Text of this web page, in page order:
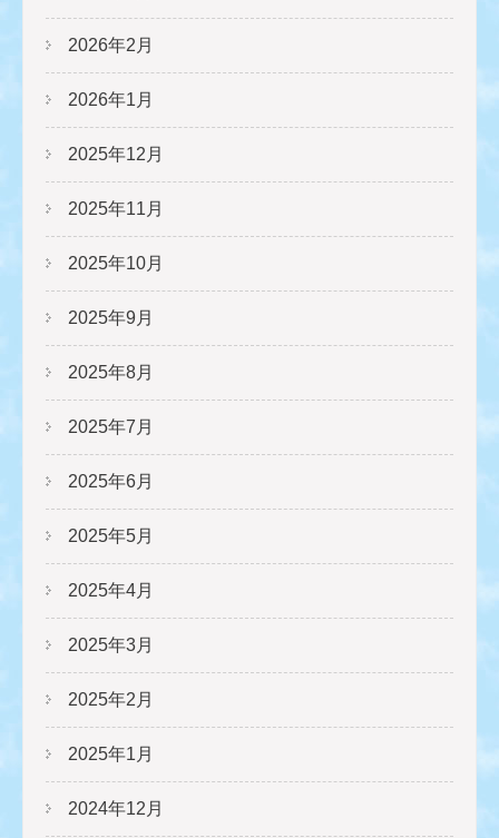
2026年2月
2026年1月
2025年12月
2025年11月
2025年10月
2025年9月
2025年8月
2025年7月
2025年6月
2025年5月
2025年4月
2025年3月
2025年2月
2025年1月
2024年12月